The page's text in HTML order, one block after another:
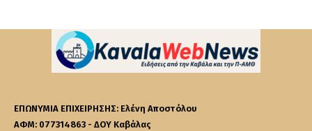
ΕΠΩΝΥΜΙΑ ΕΠΙΧΕΙΡΗΣΗΣ: Ελένη Αποστόλου
ΑΦΜ: 077314863 - ΔΟΥ Καβάλας